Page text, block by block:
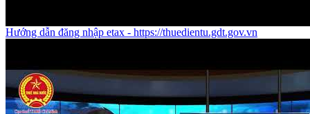
Hướng dẫn đăng nhập etax - https://thuedientu.gdt.gov.vn